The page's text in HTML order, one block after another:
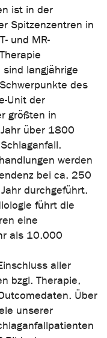
ist in der
Spitzenzentren in
und MR-
langjährige
des
Unit der
größten in
über 1800
werden
bei ca. 250
durchgeführt.
führt die
eine
als 10.000
aller
bzgl. Therapie,
Über
unserer